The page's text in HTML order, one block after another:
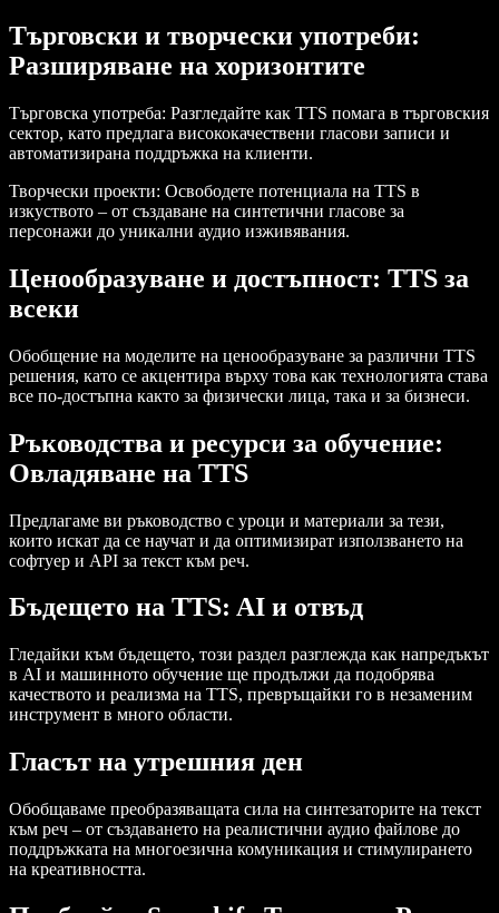
Търговски и творчески употреби:
Разширяване на хоризонтите
Търговска употреба: Разгледайте как TTS помага в търговския
сектор, като предлага висококачествени гласови записи и
автоматизирана поддръжка на клиенти.
Творчески проекти: Освободете потенциала на TTS в
изкуството – от създаване на синтетични гласове за
персонажи до уникални аудио изживявания.
Ценообразуване и достъпност: TTS за
всеки
Обобщение на моделите на ценообразуване за различни TTS
решения, като се акцентира върху това как технологията става
все по-достъпна както за физически лица, така и за бизнеси.
Ръководства и ресурси за обучение:
Овладяване на TTS
Предлагаме ви ръководство с уроци и материали за тези,
които искат да се научат и да оптимизират използването на
софтуер и API за текст към реч.
Бъдещето на TTS: AI и отвъд
Гледайки към бъдещето, този раздел разглежда как напредъкът
в AI и машинното обучение ще продължи да подобрява
качеството и реализма на TTS, превръщайки го в незаменим
инструмент в много области.
Гласът на утрешния ден
Обобщаваме преобразяващата сила на синтезаторите на текст
към реч – от създаването на реалистични аудио файлове до
поддръжката на многоезична комуникация и стимулирането
на креативността.